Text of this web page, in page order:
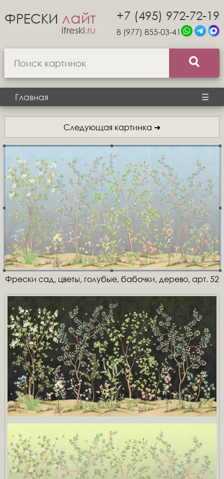
ФРЕСКИ лайт
ifreski.ru
+7 (495) 972-72-19
8 (977) 855-03-41
Главная ☰
Следующая картинка ➜
Фрески сад, цветы, голубые, бабочки, дерево, арт. 52